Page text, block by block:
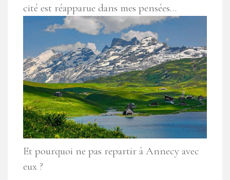
cité est réapparue dans mes pensées…
Et pourquoi ne pas repartir à Annecy avec
eux ?